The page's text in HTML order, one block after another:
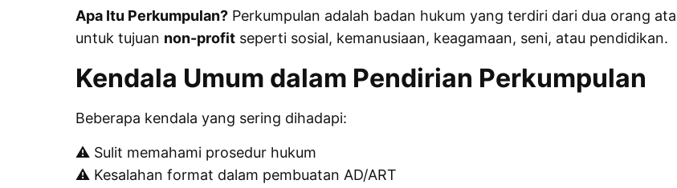
Apa Itu Perkumpulan?Perkumpulan adalah badan hukum yang terdiri dari dua orang
untuk tujuan non-profitseperti sosial, kemanusiaan, keagamaan, seni, atau pendidikan.
Kendala Umum dalam Pendirian Perkumpulan
Beberapa kendala yang sering dihadapi:
⚠️ Sulit memahami prosedur hukum
⚠️ Kesalahan format dalam pembuatan AD/ART